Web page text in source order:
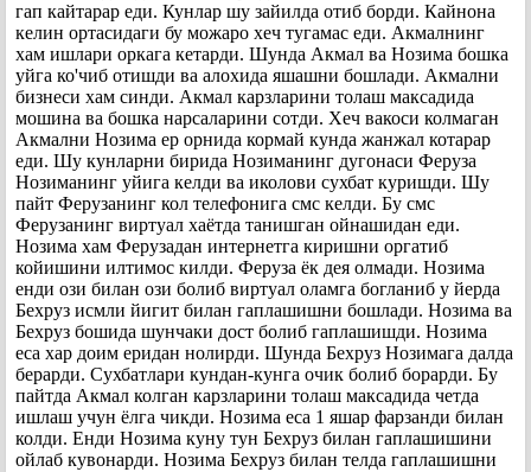
гап кайтарар еди. Кунлар шу зайилда отиб борди. Кайнона
келин ортасидаги бу можаро хеч тугамас еди. Акмалнинг
хам ишлари оркага кетарди. Шунда Акмал ва Нозима бошка
уйга ко'чиб отишди ва алохида яшашни бошлади. Акмални
бизнеси хам синди. Акмал карзларини толаш максадида
мошина ва бошка нарсаларини сотди. Хеч вакоси колмаган
Акмални Нозима ер орнида кормай кунда жанжал котарар
еди. Шу кунларни бирида Нозиманинг дугонаси Феруза
Нозиманинг уйига келди ва иколови сухбат куришди. Шу
пайт Ферузанинг кол телефонига смс келди. Бу смс
Ферузанинг виртуал хаётда танишган ойнашидан еди.
Нозима хам Ферузадан интернетга киришни оргатиб
койишини илтимос килди. Феруза ёк дея олмади. Нозима
енди ози билан ози болиб виртуал оламга богланиб у йерда
Бехруз исмли йигит билан гаплашишни бошлади. Нозима ва
Бехруз бошида шунчаки дост болиб гаплашишди. Нозима
еса хар доим еридан нолирди. Шунда Бехруз Нозимага далда
берарди. Сухбатлари кундан-кунга очик болиб борарди. Бу
пайтда Акмал колган карзларини толаш максадида четда
ишлаш учун ёлга чикди. Нозима еса 1 яшар фарзанди билан
колди. Енди Нозима куну тун Бехруз билан гаплашишини
ойлаб кувонарди. Нозима Бехруз билан телда гаплашишни